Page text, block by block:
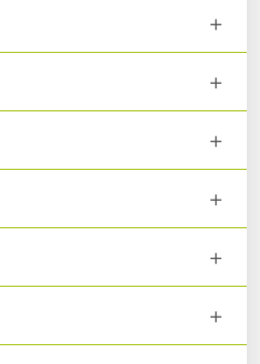
+
+
+
+
+
+